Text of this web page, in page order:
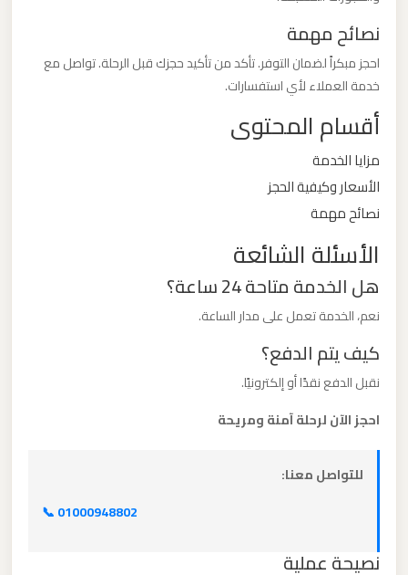
نصائح مهمة
احجز مبكراً لضمان التوفر. تأكد من تأكيد حجزك قبل الرحلة. تواصل مع
خدمة العملاء لأي استفسارات.
أقسام المحتوى
مزايا الخدمة
الأسعار وكيفية الحجز
نصائح مهمة
الأسئلة الشائعة
هل الخدمة متاحة 24 ساعة؟
نعم، الخدمة تعمل على مدار الساعة.
كيف يتم الدفع؟
نقبل الدفع نقدًا أو إلكترونيًا.
احجز الآن لرحلة آمنة ومريحة
للتواصل معنا:
📞 01000948802
نصيحة عملية
القاهرة
ليموزين
القاهرة
للاسكندرية
ليموزين
القاهرة
مطار
العرب
ليموزين
الاسكندرية